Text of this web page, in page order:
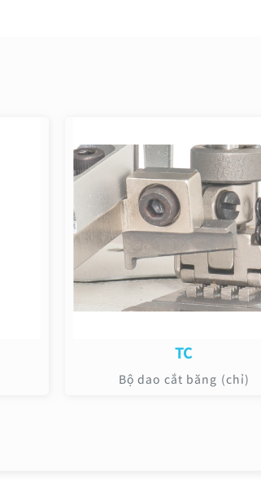
TC
Bộ dao cắt băng (chỉ)